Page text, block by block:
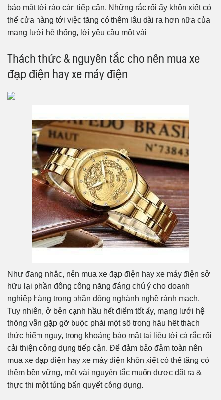
bảo mật tới rào cản tiếp cận. Những rắc rối ấy khôn xiết có
thể cửa hàng tới việc tăng có thêm lâu dài ra hơn nữa của
mạng lưới hệ thống, lời yêu cầu một vài
Thách thức & nguyên tắc cho nên mua xe
đạp điện hay xe máy điện
Như đang nhắc, nên mua xe đạp điện hay xe máy điện sở
hữu lại phần đông công năng đáng chú ý cho doanh
nghiệp hàng trong phần đông nghành nghề rành mạch.
Tuy nhiên, ở bên cạnh hầu hết điểm tốt ấy, mạng lưới hệ
thống vẫn gặp gỡ buộc phải một số trong hầu hết thách
thức hiểm nguy, trong khoảng bảo mật tài liệu tới cả rắc rối
cải thiện công dụng tiếp cận. Để đảm bảo đảm toàn nên
mua xe đạp điện hay xe máy điện khôn xiết có thể tăng có
thêm bền vững, một vài nguyên tắc muốn được đặt ra &
thực thi một túng bấn quyết công dụng.